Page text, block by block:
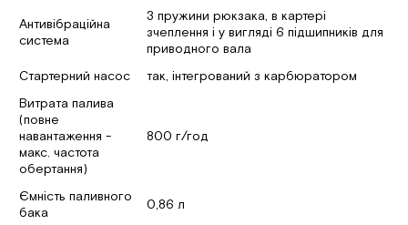
Антивібраційна
система
3 пружини рюкзака, в картері
зчеплення і у вигляді 6 підшипників для
приводного вала
Стартерний насос
так, інтегрований з карбюратором
Витрата палива
(повне
навантаження -
макс. частота
обертання)
800 г/год
Ємність паливного
бака
0,86 л